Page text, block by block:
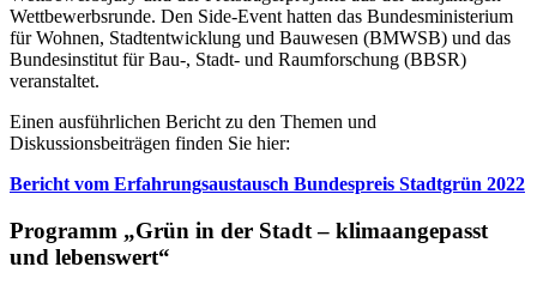
Wettbewerbsrunde. Den Side-Event hatten das Bundesministerium
für Wohnen, Stadtentwicklung und Bauwesen (BMWSB) und das
Bundesinstitut für Bau-, Stadt- und Raumforschung (BBSR)
veranstaltet.
Einen ausführlichen Bericht zu den Themen und
Diskussionsbeiträgen finden Sie hier:
Bericht vom Erfahrungsaustausch Bundespreis Stadtgrün 2022
Programm „Grün in der Stadt – klimaangepasst
und lebenswert“